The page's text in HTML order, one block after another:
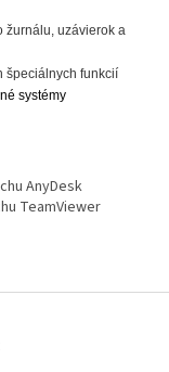
žurnálu, uzávierok a
špeciálnych funkcií
systémy
AnyDesk
TeamViewer